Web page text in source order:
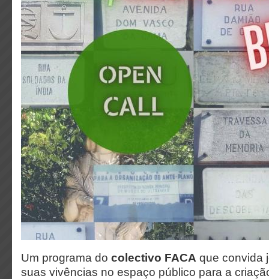
Um programa do colectivo FACA que convida
suas vivências no espaço público para a